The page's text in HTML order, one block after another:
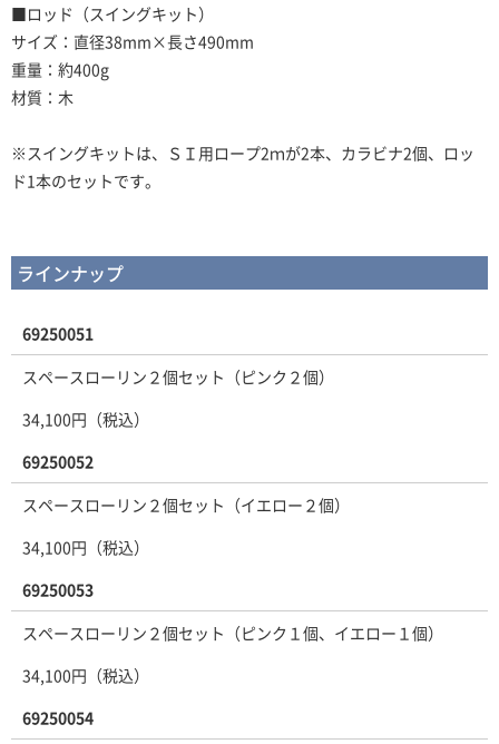
■ロッド（スイングキット）
サイズ：直径38mm×長さ490mm
重量：約400g
材質：木
※スイングキットは、ＳＩ用ロープ2ｍが2本、カラビナ2個、ロッ
ド1本のセットです。
ラインナップ
69250051
スペースローリン２個セット（ピンク２個）
34,100円（税込）
69250052
スペースローリン２個セット（イエロー２個）
34,100円（税込）
69250053
スペースローリン２個セット（ピンク１個、イエロー１個）
34,100円（税込）
69250054